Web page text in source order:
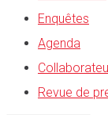
Enquêtes
Agenda
Revue de